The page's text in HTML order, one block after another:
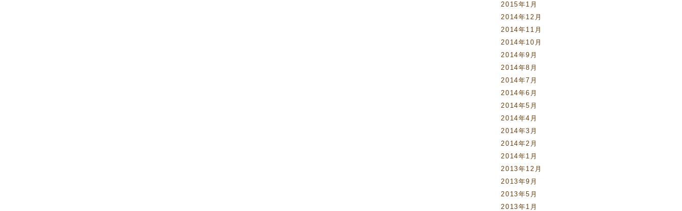
2015年1月
2014年12月
2014年11月
2014年10月
2014年9月
2014年8月
2014年7月
2014年6月
2014年5月
2014年4月
2014年3月
2014年2月
2014年1月
2013年12月
2013年9月
2013年5月
2013年1月